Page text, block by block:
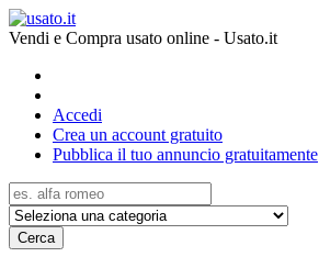
Vendi e Compra usato online - Usato.it
Accedi
Crea un account gratuito
Pubblica il tuo annuncio gratuitamente
Cerca